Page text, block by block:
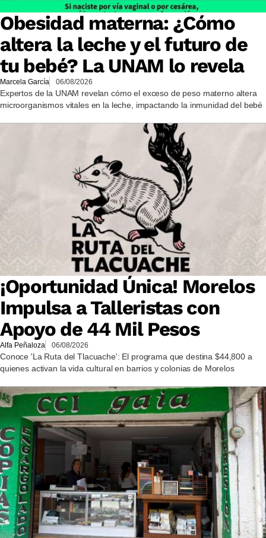
Obesidad materna: ¿Cómo
altera la leche y el futuro de
tu bebé? La UNAM lo revela
Marcela García 06/08/2026
Expertos de la UNAM revelan cómo el exceso de peso materno altera
microorganismos vitales en la leche, impactando la inmunidad del bebé
¡Oportunidad Única! Morelos
Impulsa a Talleristas con
Apoyo de 44 Mil Pesos
Alfa Peñaloza 06/08/2026
Conoce 'La Ruta del Tlacuache': El programa que destina $44,800 a
quienes activan la vida cultural en barrios y colonias de Morelos